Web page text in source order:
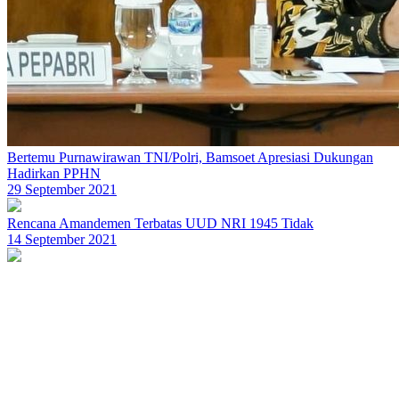
Bertemu Purnawirawan TNI/Polri, Bamsoet Apresiasi Dukungan
Hadirkan PPHN
29 September 2021
Rencana Amandemen Terbatas UUD NRI 1945 Tidak
14 September 2021